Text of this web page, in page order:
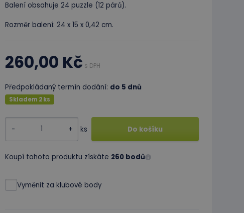
Balení obsahuje 24 puzzle (12 párů).
Rozměr balení: 24 x 15 x 0,42 cm.
260,00 Kč s DPH
Předpokládaný termín dodání: do 5 dnů
Skladem 2 ks
- + ks Do košíku
Koupí tohoto produktu získáte 260 bodů
Vyměnit za klubové body